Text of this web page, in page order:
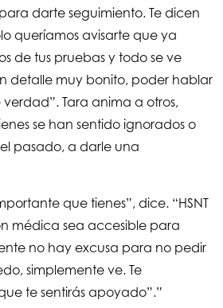
darte seguimiento. Te dicen
queríamos avisarte que ya
de tus pruebas y todo se ve
detalle muy bonito, poder hablar
Tara anima a otros,
se han sentido ignorados o
pasado, a darle una
que tienes”, dice. “HSNT
médica sea accesible para
no hay excusa para no pedir
simplemente ve. Te
te sentirás apoyado”.”